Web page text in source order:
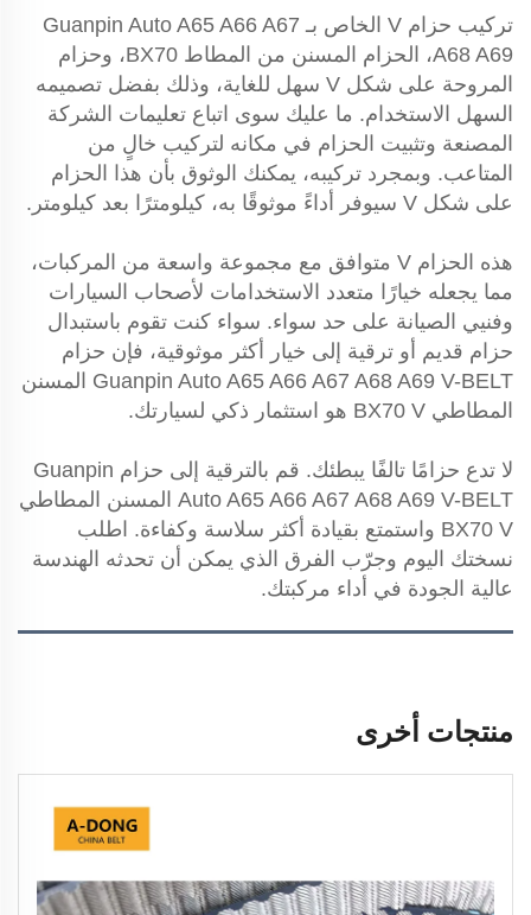
تركيب حزام V الخاص بـ Guanpin Auto A65 A66 A67
A68 A69، الحزام المسنن من المطاط BX70، وحزام
المروحة على شكل V سهل للغاية، وذلك بفضل تصميمه
السهل الاستخدام. ما عليك سوى اتباع تعليمات الشركة
المصنعة وتثبيت الحزام في مكانه لتركيب خالٍ من
المتاعب. وبمجرد تركيبه، يمكنك الوثوق بأن هذا الحزام
على شكل V سيوفر أداءً موثوقًا به، كيلومترًا بعد كيلومتر.
هذه الحزام V متوافق مع مجموعة واسعة من المركبات،
مما يجعله خيارًا متعدد الاستخدامات لأصحاب السيارات
وفنيي الصيانة على حد سواء. سواء كنت تقوم باستبدال
حزام قديم أو ترقية إلى خيار أكثر موثوقية، فإن حزام
Guanpin Auto A65 A66 A67 A68 A69 V-BELT المسنن
المطاطي BX70 V هو استثمار ذكي لسيارتك.
لا تدع حزامًا تالفًا يبطئك. قم بالترقية إلى حزام Guanpin
Auto A65 A66 A67 A68 A69 V-BELT المسنن المطاطي
BX70 V واستمتع بقيادة أكثر سلاسة وكفاءة. اطلب
نسختك اليوم وجرّب الفرق الذي يمكن أن تحدثه الهندسة
عالية الجودة في أداء مركبتك.
منتجات أخرى